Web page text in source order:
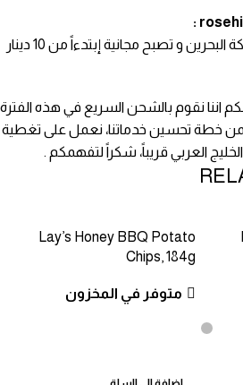
0.600 دينار بحريني داخل مملكة البحرين و تصبح مجانية إبتدءاً من 10 دينار
اننا نقوم بالشحن السريع في هذه الفترة
خطة تحسين خدماتنا، نعمل على تغطية
العربي قريباً، شكراً لتفهمكم .
Lay’s Honey BBQ Potato
Chips, 184g
متوفر في المخزون